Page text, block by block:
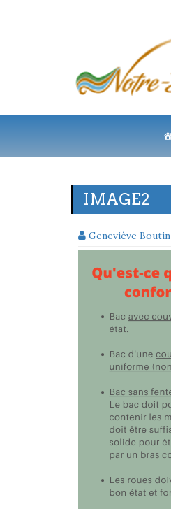
IMAGE2
Geneviève Boutin